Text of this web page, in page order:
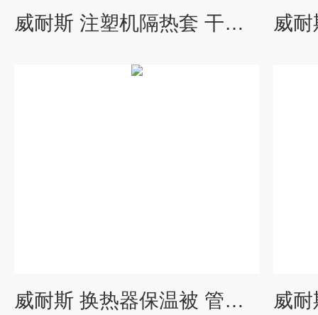
威耐斯 注塑机隔热套 干燥机保温罩 炮筒保温衣
威耐斯 换热器保温被 管道阀门保温衣 使用期限